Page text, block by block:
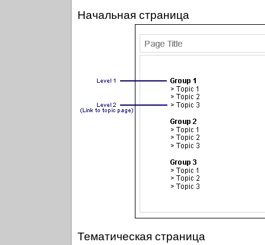
Начальная страница
Тематическая страница